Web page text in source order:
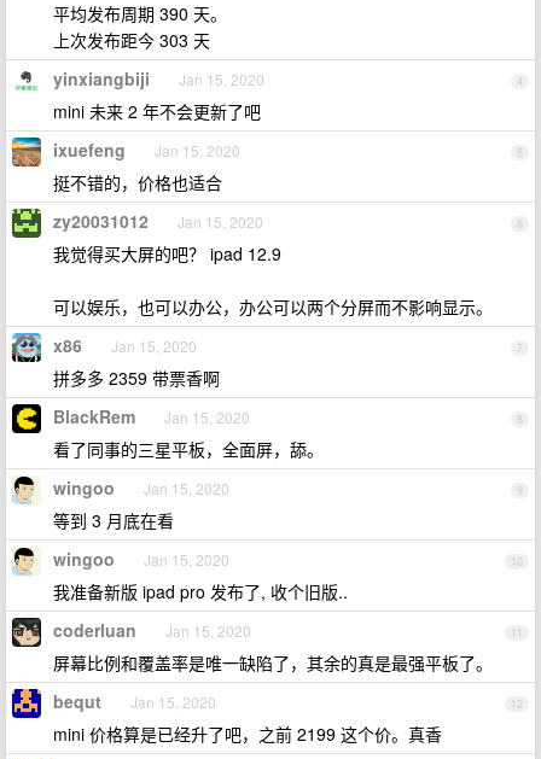
平均发布周期 390 天。
上次发布距今 303 天
4
yinxiangbiji Jan 15, 2020
mini 未来 2 年不会更新了吧
5
ixuefeng Jan 15, 2020
挺不错的，价格也适合
6
zy20031012 Jan 15, 2020
我觉得买大屏的吧？ ipad 12.9
可以娱乐，也可以办公，办公可以两个分屏而不影响显示。
7
x86 Jan 15, 2020
拼多多 2359 带票香啊
8
BlackRem Jan 15, 2020
看了同事的三星平板，全面屏，舔。
9
wingoo Jan 15, 2020
等到 3 月底在看
10
wingoo Jan 15, 2020
我准备新版 ipad pro 发布了, 收个旧版..
11
coderluan Jan 15, 2020
屏幕比例和覆盖率是唯一缺陷了，其余的真是最强平板了。
12
bequt Jan 15, 2020
mini 价格算是已经升了吧，之前 2199 这个价。真香